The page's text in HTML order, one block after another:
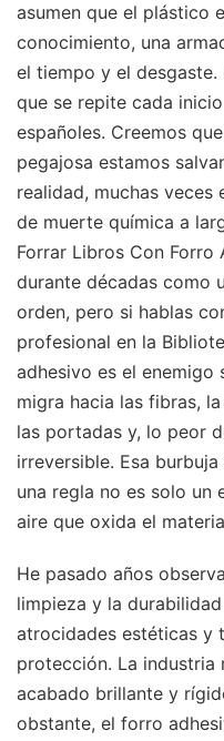
asumen que el plástico
conocimiento, una
el tiempo y el desgaste.
que se repite cada
españoles. Creemos
pegajosa estamos
realidad, muchas veces
de muerte química a
Forrar Libros Con Forro
durante décadas como
orden, pero si hablas
profesional en la
adhesivo es el enemigo
migra hacia las fibras,
las portadas y, lo peor
irreversible. Esa
una regla no es solo un
aire que oxida el
He pasado años
limpieza y la
atrocidades estéticas y
protección. La industria
acabado brillante y
obstante, el forro